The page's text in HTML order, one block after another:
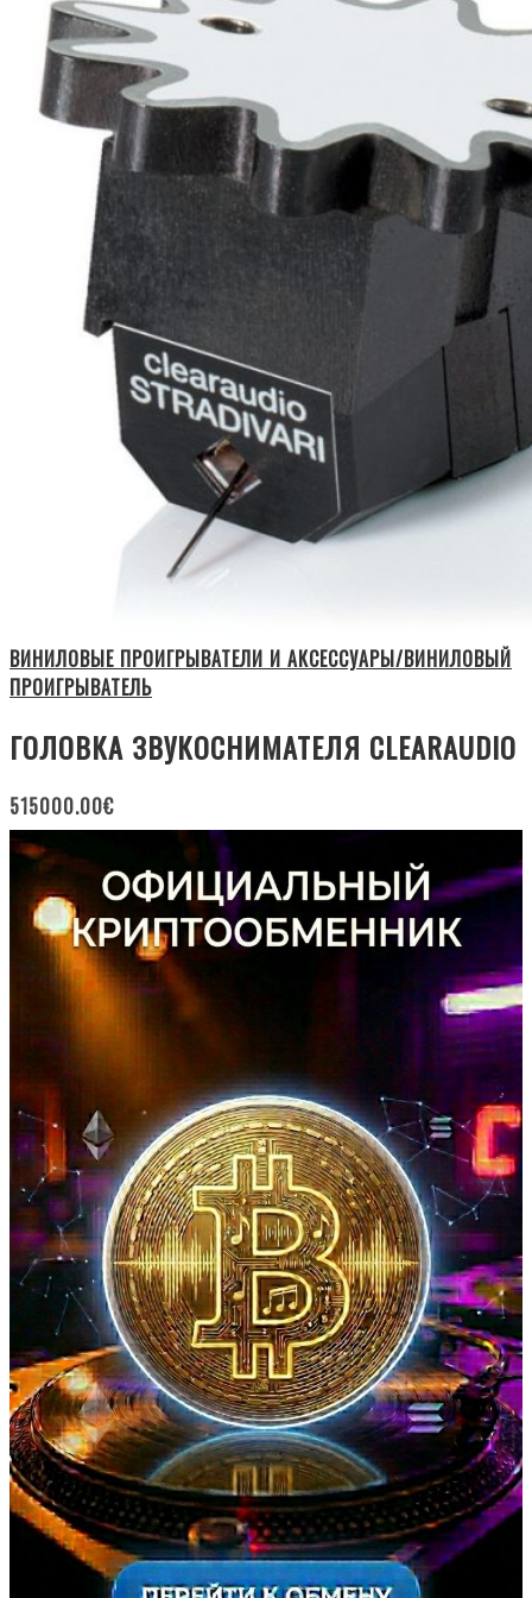
ВИНИЛОВЫЕ ПРОИГРЫВАТЕЛИ И АКСЕССУАРЫ/ВИНИЛОВЫЙ
ПРОИГРЫВАТЕЛЬ
ГОЛОВКА ЗВУКОСНИМАТЕЛЯ CLEARAUDIO
515000.00€